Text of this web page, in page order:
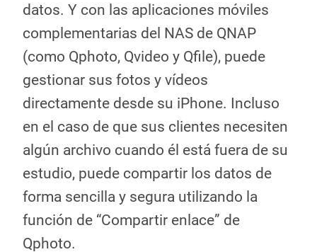
datos. Y con las aplicaciones móviles
complementarias del NAS de QNAP
(como Qphoto, Qvideo y Qfile), puede
gestionar sus fotos y vídeos
directamente desde su iPhone. Incluso
en el caso de que sus clientes necesiten
algún archivo cuando él está fuera de su
estudio, puede compartir los datos de
forma sencilla y segura utilizando la
función de “Compartir enlace” de
Qphoto.